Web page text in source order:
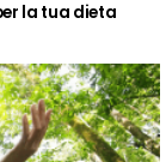
la tua dieta